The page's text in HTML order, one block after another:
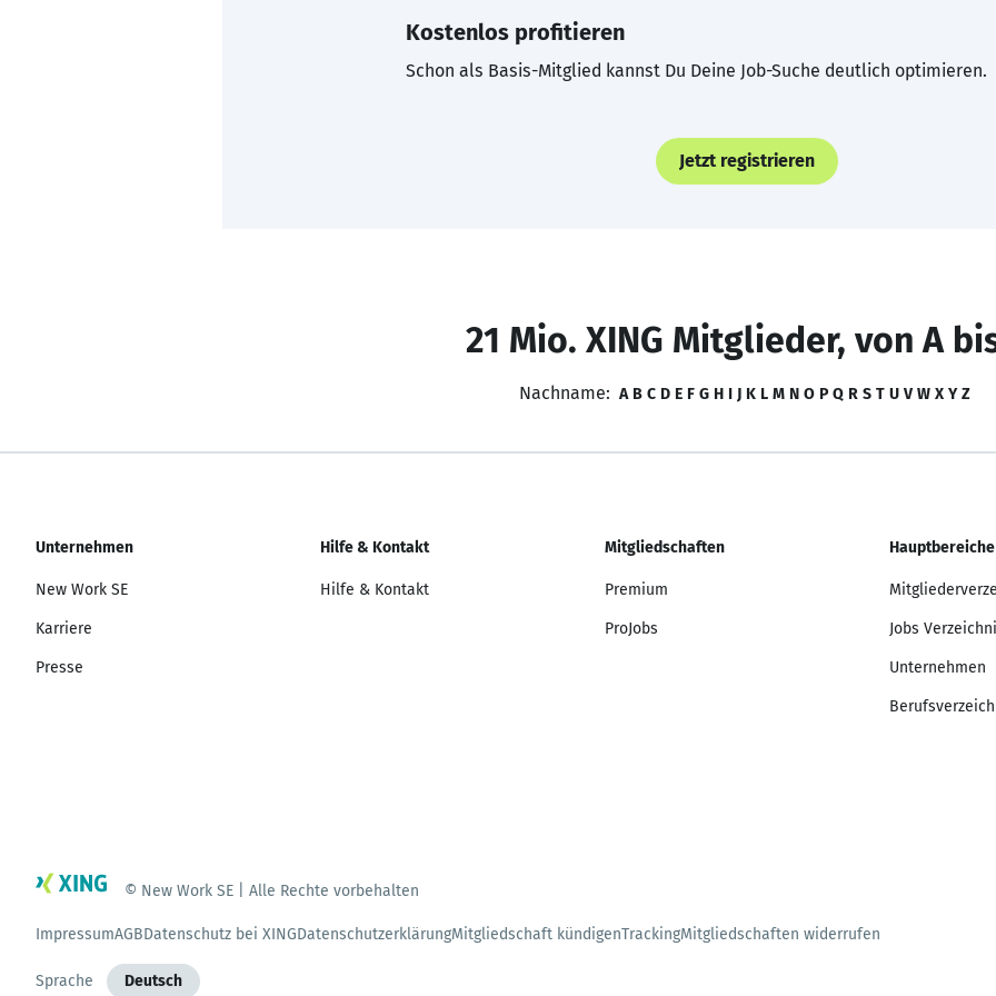
Kostenlos profitieren
Schon als Basis-Mitglied kannst Du Deine Job-Suche deutlich optimieren.
Jetzt registrieren
21 Mio. XING Mitglieder, von A
Nachname: A B C D E F G H I J K L M N O P Q R S T U V W X Y Z
Unternehmen
New Work SE
Karriere
Presse
Hilfe & Kontakt
Hilfe & Kontakt
Mitgliedschaften
Premium
ProJobs
Hauptbereiche
Jobs
Unternehmen
© New Work SE | Alle Rechte vorbehalten
ImpressumAGBDatenschutz bei XINGDatenschutzerklärungMitgliedschaft kündigenTrackingMitgliedschaften widerrufen
Sprache Deutsch